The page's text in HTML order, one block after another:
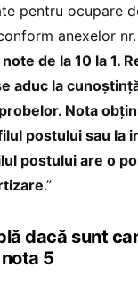
pentru ocupare
anexelor
de la 10 la 1.
aduc la
Nota
postului sau la
postului are o
.”
dacă sunt
5